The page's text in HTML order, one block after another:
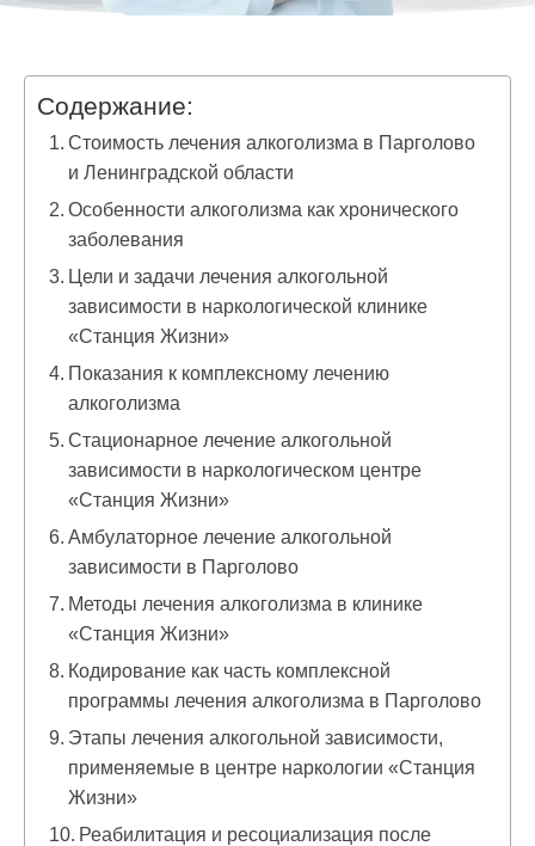
Содержание:
Стоимость лечения алкоголизма в Парголово
и Ленинградской области
Особенности алкоголизма как хронического
заболевания
Цели и задачи лечения алкогольной
зависимости в наркологической клинике
«Станция Жизни»
Показания к комплексному лечению
алкоголизма
Стационарное лечение алкогольной
зависимости в наркологическом центре
«Станция Жизни»
Амбулаторное лечение алкогольной
зависимости в Парголово
Методы лечения алкоголизма в клинике
«Станция Жизни»
Кодирование как часть комплексной
программы лечения алкоголизма в Парголово
Этапы лечения алкогольной зависимости,
применяемые в центре наркологии «Станция
Жизни»
Реабилитация и ресоциализация после